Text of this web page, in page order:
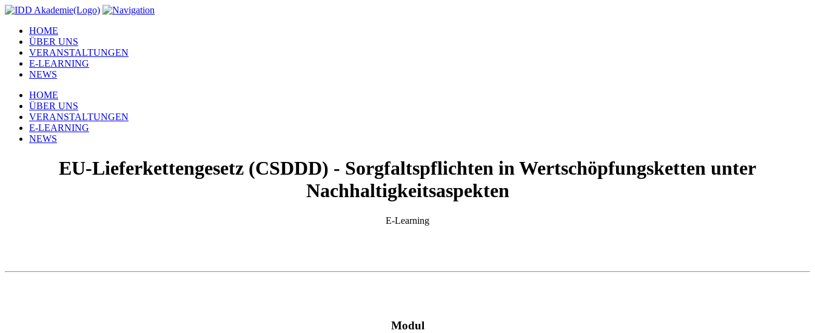
HOME
ÜBER UNS
VERANSTALTUNGEN
E-LEARNING
NEWS
HOME
ÜBER UNS
VERANSTALTUNGEN
E-LEARNING
NEWS
EU-Lieferkettengesetz (CSDDD) - Sorgfaltspflichten in Wertschöpfungsketten unter
Nachhaltigkeitsaspekten
E-Learning
Modul